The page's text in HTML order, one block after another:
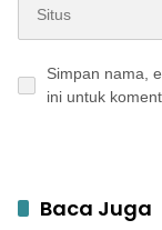
Simpan nama,
ini untuk
Baca Juga